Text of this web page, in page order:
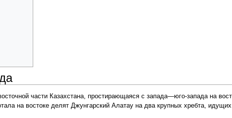
части Казахстана, простирающаяся с запада—юго-запада на
на востоке делят Джунгарский Алатау на два крупных хребта,